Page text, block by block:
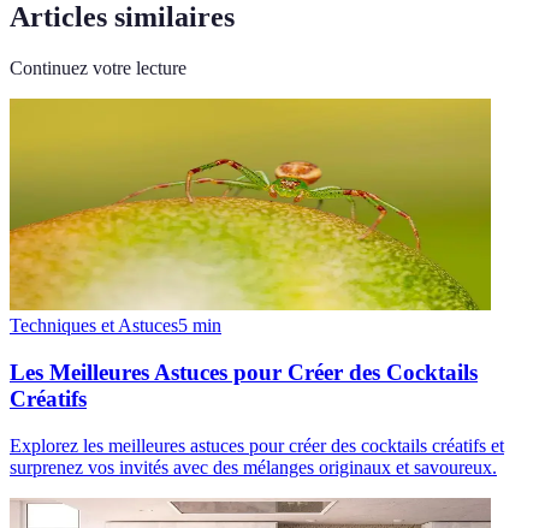
Articles similaires
Continuez votre lecture
Techniques et Astuces5 min
Les Meilleures Astuces pour Créer des Cocktails
Créatifs
Explorez les meilleures astuces pour créer des cocktails créatifs et
surprenez vos invités avec des mélanges originaux et savoureux.